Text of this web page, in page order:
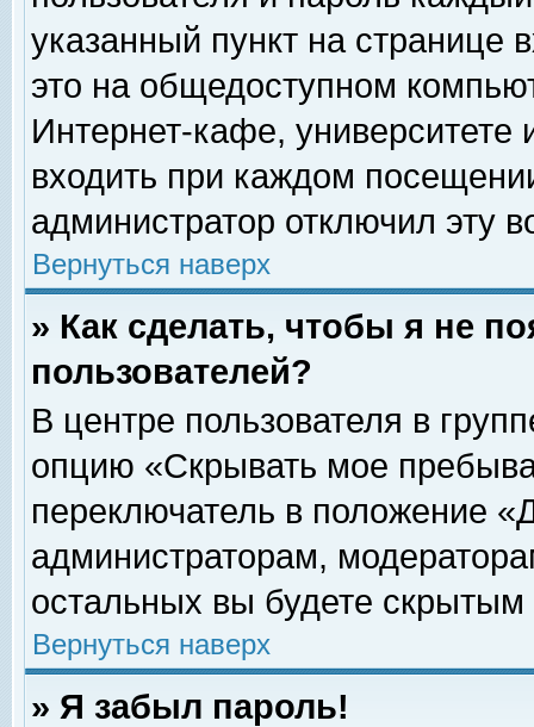
указанный пункт на
это на общедоступном
Интернет-кафе, университете
входить при каждом
администратор отключил эту
Вернуться наверх
» Как сделать, чтобы я не
пользователей?
В центре пользователя в
опцию «Скрывать мое
переключатель в положение
администраторам,
остальных вы будете скрытым
Вернуться наверх
» Я забыл пароль!